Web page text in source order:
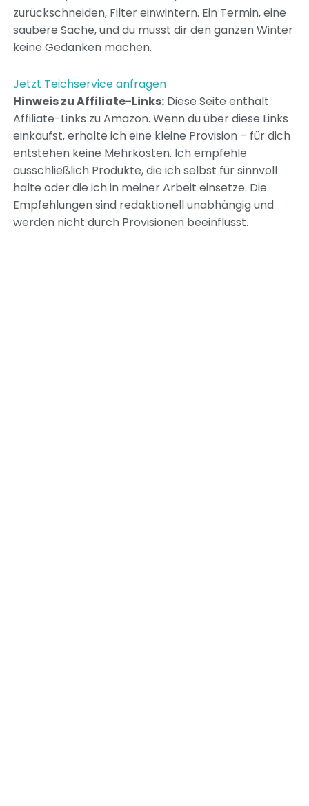
zurückschneiden, Filter einwintern. Ein Termin, eine
saubere Sache, und du musst dir den ganzen Winter
keine Gedanken machen.
Jetzt Teichservice anfragen
Hinweis zu Affiliate-Links:Diese Seite enthält
Affiliate-Links zu Amazon. Wenn du über diese Links
einkaufst, erhalte ich eine kleine Provision – für dich
entstehen keine Mehrkosten. Ich empfehle
ausschließlich Produkte, die ich selbst für sinnvoll
halte oder die ich in meiner Arbeit einsetze. Die
Empfehlungen sind redaktionell unabhängig und
werden nicht durch Provisionen beeinflusst.